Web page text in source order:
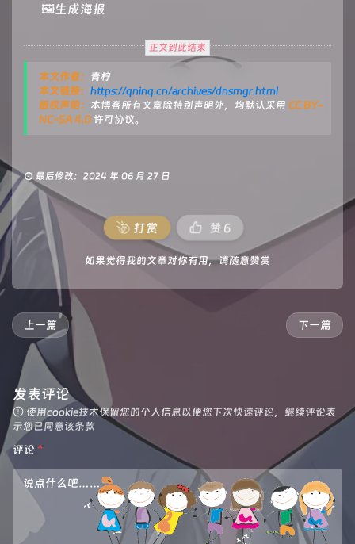
🖼️生成海报
正文到此结束
本文作者： 青柠
本文链接： https://qninq.cn/archives/dnsmgr.html
版权声明： 本博客所有文章除特别声明外，均默认采用 CC BY-
NC-SA 4.0 许可协议。
最后修改：2024 年 06 月 27 日
打赏 赞 6
如果觉得我的文章对你有用，请随意赞赏
下一篇
上一篇
发表评论
使用cookie技术保留您的个人信息以便您下次快速评论，继续评论表
示您已同意该条款
评论 *